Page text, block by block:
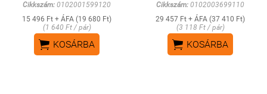
Cikkszám: 0102001599120
15 496 Ft + ÁFA (19 680 Ft)
(1 640 Ft / pár)
 KOSÁRBA
Cikkszám: 0102003699110
29 457 Ft + ÁFA (37 410 Ft)
(3 118 Ft / pár)
 KOSÁRBA